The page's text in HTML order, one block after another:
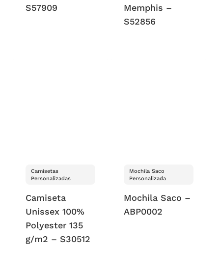
S57909
Memphis –
S52856
Camisetas
Personalizadas
Camiseta
Unissex 100%
Polyester 135
g/m2 – S30512
Mochila Saco
Personalizada
Mochila Saco –
ABP0002